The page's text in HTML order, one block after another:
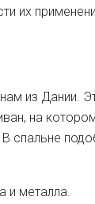
их
из Дании.
на
спальне
и металла.